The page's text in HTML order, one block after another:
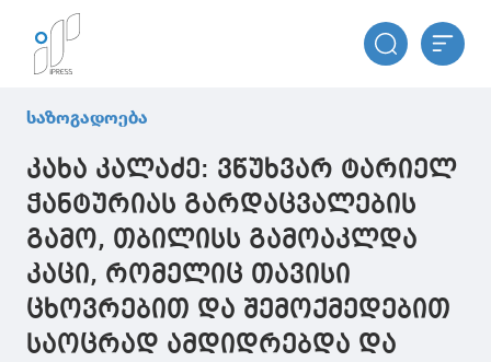
საზოგადოება
კახა კალაძე: ვწუხვარ ტარიელ
ჭანტურიას გარდაცვალების
გამო, თბილისს გამოაკლდა
კაცი, რომელიც თავისი
ცხოვრებით და შემოქმედებით
საოცრად ამდიდრებდა და